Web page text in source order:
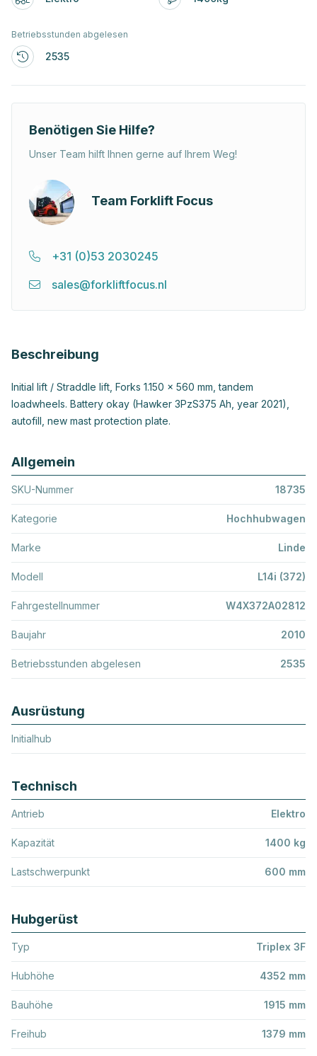
Betriebsstunden abgelesen
2535
Benötigen Sie Hilfe?
Unser Team hilft Ihnen gerne auf Ihrem Weg!
Team Forklift Focus
+31 (0)53 2030245
sales@forkliftfocus.nl
Beschreibung
Initial lift / Straddle lift, Forks 1.150 x 560 mm, tandem
loadwheels. Battery okay (Hawker 3PzS375 Ah, year 2021),
autofill, new mast protection plate.
Allgemein
SKU-Nummer 18735
Kategorie Hochhubwagen
Marke Linde
Modell L14i (372)
Fahrgestellnummer W4X372A02812
Baujahr 2010
Betriebsstunden abgelesen 2535
Ausrüstung
Initialhub
Technisch
Antrieb Elektro
Kapazität 1400 kg
Lastschwerpunkt 600 mm
Hubgerüst
Typ Triplex 3F
Hubhöhe 4352 mm
Bauhöhe 1915 mm
Freihub 1379 mm